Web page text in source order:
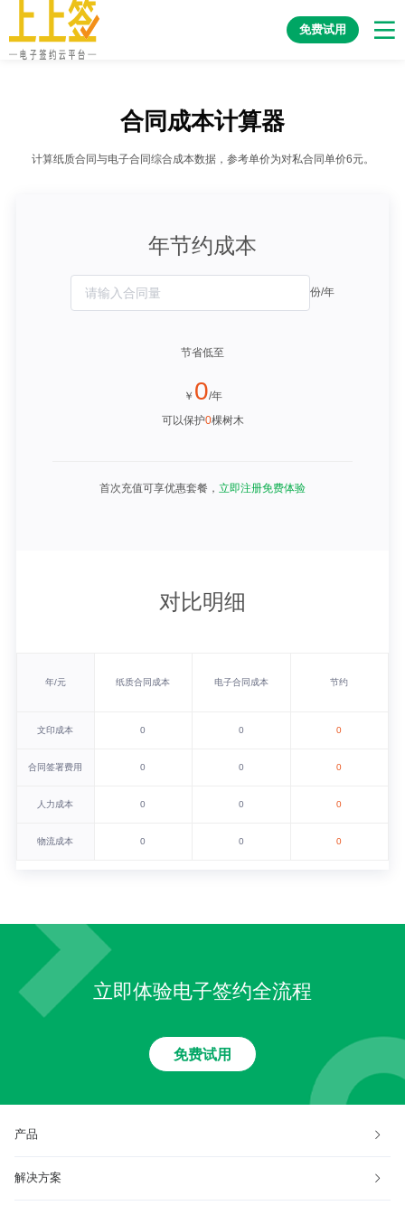
免费试用
合同成本计算器
计算纸质合同与电子合同综合成本数据，参考单价为对私合同单价6元。
年节约成本
份/年
节省低至
￥ 0/年
可以保护0棵树木
首次充值可享优惠套餐， 立即注册免费体验
对比明细
年/元 纸质合同成本 电子合同成本 节约
文印成本 0 0 0
合同签署费用 0 0 0
人力成本 0 0 0
物流成本 0 0 0
立即体验电子签约全流程
免费试用
产品
解决方案